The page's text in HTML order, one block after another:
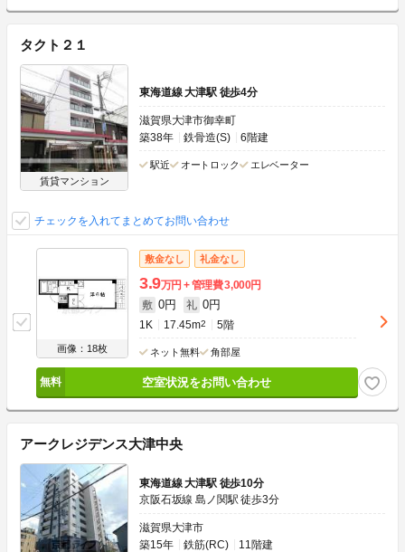
タクト２１
賃貸マンション
東海道線 大津駅 徒歩4分
滋賀県大津市御幸町
築38年
鉄骨造(S) 6階建
駅近 オートロック エレベーター
チェックを入れてまとめてお問い合わせ
画像：18枚
敷金なし 礼金なし
3.9万円 管理費3,000円
敷 0円 礼 0円
1K 17.45m2 5階
ネット無料 角部屋
空室状況をお問い合わせ
アークレジデンス大津中央
東海道線 大津駅 徒歩10分
京阪石坂線 島ノ関駅 徒歩3分
滋賀県大津市
築15年
鉄筋(RC) 11階建